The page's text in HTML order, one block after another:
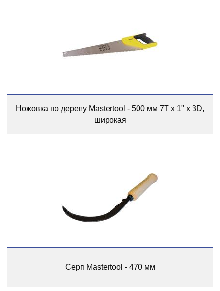
Ножовка по дереву Mastertool - 500 мм 7T x 1" x 3D,
широкая
Серп Mastertool - 470 мм